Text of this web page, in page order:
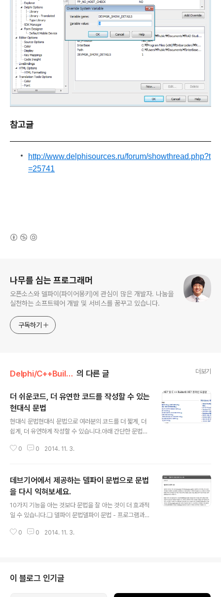
참고글
http://www.delphisources.ru/forum/showthread.php?t
=25741
나무를 심는 프로그래머
오픈소스와 델파이(파이어몽키)에 관심이 많은 개발자. 나눔을
실천하는 소프트웨어 개발 및 서비스를 꿈꾸고 있습니다.
구독하기
Delphi/C++Builder 의 다른 글 더보기
더 쉬운코드, 더 유연한 코드를 작성할 수 있는
현대식 문법
현대식 문법현대식 문법으로 여러분의 코드를 더 짧게, 더
쉽게, 더 유연하게 작성할 수 있습니다.아래 간단한 문법소
여러분의 코드에 적용하기 위해서는 더 깊은 이해가 필요
문법으로 더 강력한 코드를 작성해보시기 바랍니다. 11월 1
3일(서울), 11월 20일(대구)에 열리는 "VCL 애플리케이
션을 더욱 멋지게 'Developer Direct LIVE!'" 세미나에
서도 해당 내용을 직접 들어볼 수 있으니 신청하셔서 직접
Helper)타입헬퍼는 클래스, 레코드, 열거형, 타입의 기능
0 0 2014. 11. 3.
데브기어에서 제공하는 델파이 문법으로 문법
을 다시 익혀보세요.
10가지 기능을 아는 것보다 문법을 잘 아는 것이 더 효과적
일 수 있습니다.❑ 델파이 문법델파이 문법 - 프로그램과
수 및 상수델파이 문법 - 프로시저와 함수델파이 문법 - 클
0 0 2014. 11. 3.
이 블로그 인기글